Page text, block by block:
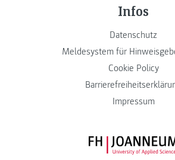
Infos
Datenschutz
Meldesystem für
Cookie Policy
Impressum